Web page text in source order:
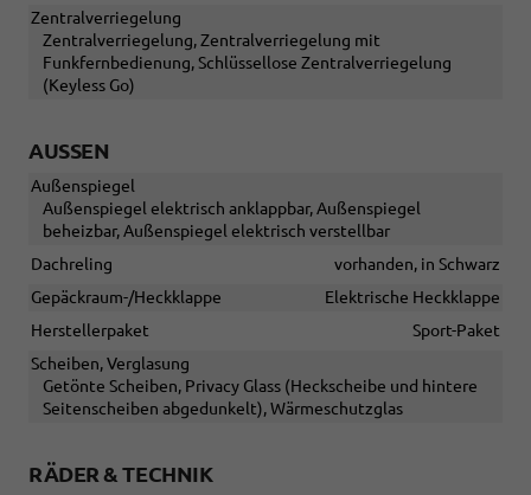
Zentralverriegelung
Zentralverriegelung, Zentralverriegelung mit
Funkfernbedienung, Schlüssellose Zentralverriegelung
(Keyless Go)
AUSSEN
Außenspiegel
Außenspiegel elektrisch anklappbar, Außenspiegel
beheizbar, Außenspiegel elektrisch verstellbar
Dachreling
vorhanden, in Schwarz
Gepäckraum-/Heckklappe
Elektrische Heckklappe
Herstellerpaket
Sport-Paket
Scheiben, Verglasung
Getönte Scheiben, Privacy Glass (Heckscheibe und hintere
Seitenscheiben abgedunkelt), Wärmeschutzglas
RÄDER & TECHNIK